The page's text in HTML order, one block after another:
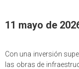
11 mayo de
Con una inversión
las obras de